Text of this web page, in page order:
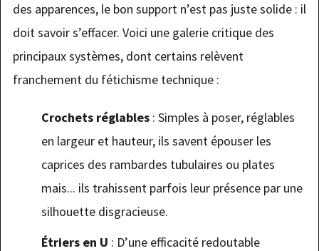
des apparences, le bon support n’est pas juste solide : il
doit savoir s’effacer. Voici une galerie critique des
principaux systèmes, dont certains relèvent
franchement du fétichisme technique :
Crochets réglables: Simples à poser, réglables
en largeur et hauteur, ils savent épouser les
caprices des rambardes tubulaires ou plates
mais... ils trahissent parfois leur présence par une
silhouette disgracieuse.
Étriers en U : D’une efficacité redoutable